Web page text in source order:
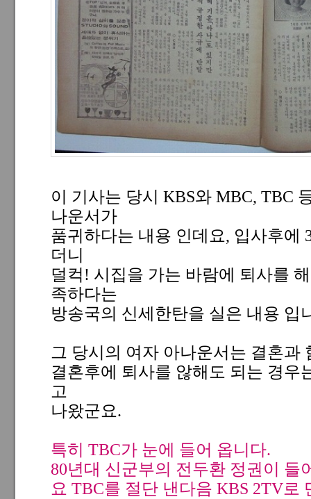
이 기사는 당시 KBS와 MBC, TBC
나운서가
품귀하다는 내용 인데요, 입사후에
더니
덜컥! 시집을 가는 바람에 퇴사를
족하다는
방송국의 신세한탄을 실은 내용 입
그 당시의 여자 아나운서는 결혼과
결혼후에 퇴사를 않해도 되는 경우
고
나왔군요.
특히 TBC가 눈에 들어 옵니다.
80년대 신군부의 전두환 정권이 들
요 TBC를 절단 낸다음 KBS 2TV로